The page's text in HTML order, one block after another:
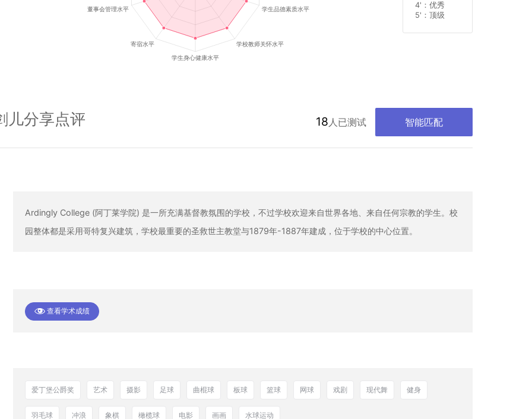
4' ：优秀
5' ：顶级
儿分享点评 18 人已测试 智能匹配
Ardingly College (阿丁莱学院) 是一所充满基督教氛围的学校，不过学校欢迎来自世界各地、来自任何宗教的学生。校
园整体都是采用哥特复兴建筑，学校最重要的圣救世主教堂与1879年-1887年建成，位于学校的中心位置。
查看学术成绩
爱丁堡公爵奖 艺术 摄影 足球 曲棍球 板球 篮球 网球 戏剧 现代舞 健身
羽毛球 冲浪 象棋 橄榄球 电影 画画 水球运动